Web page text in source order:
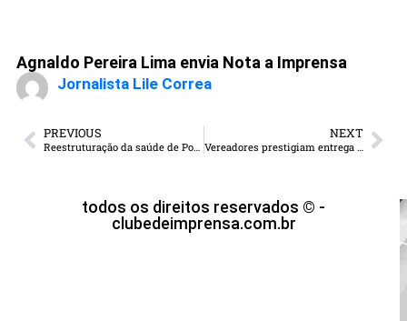
Agnaldo Pereira Lima envia Nota a Imprensa
Jornalista Lile Correa
PREVIOUS
Reestruturação da saúde de Ponta Porã recebe mais de R$ 9 milhões do “Avança Saúde”
NEXT
Vereadores prestigiam entrega de investimentos na saúde de Ponta Porã
todos os direitos reservados © -
clubedeimprensa.com.br